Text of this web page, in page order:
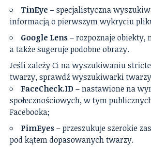
TinEye– specjalistyczna
informacją o pierwszym wykryciu
Google Lens– rozpoznaje obiekty,
a także sugeruje podobne obrazy.
Jeśli zależy Ci na wyszukiwaniu
twarzy, sprawdź wyszukiwarki
FaceCheck.ID – nastawione na
społecznościowych, w tym
Facebooka;
PimEyes– przeszukuje szerokie
pod kątem dopasowanych twarzy.